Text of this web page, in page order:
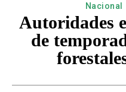
Nacional
Autoridades
de